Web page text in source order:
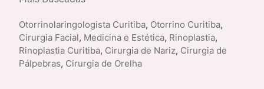
Otorrinolaringologista Curitiba, Otorrino Curitiba,
Cirurgia Facial, Medicina e Estética, Rinoplastia,
Rinoplastia Curitiba, Cirurgia de Nariz, Cirurgia de
Pálpebras, Cirurgia de Orelha